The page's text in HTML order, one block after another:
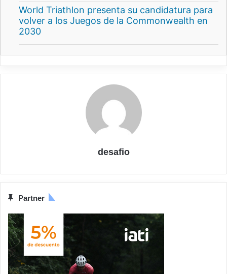
World Triathlon presenta su candidatura para
volver a los Juegos de la Commonwealth en
2030
desafio
Partner